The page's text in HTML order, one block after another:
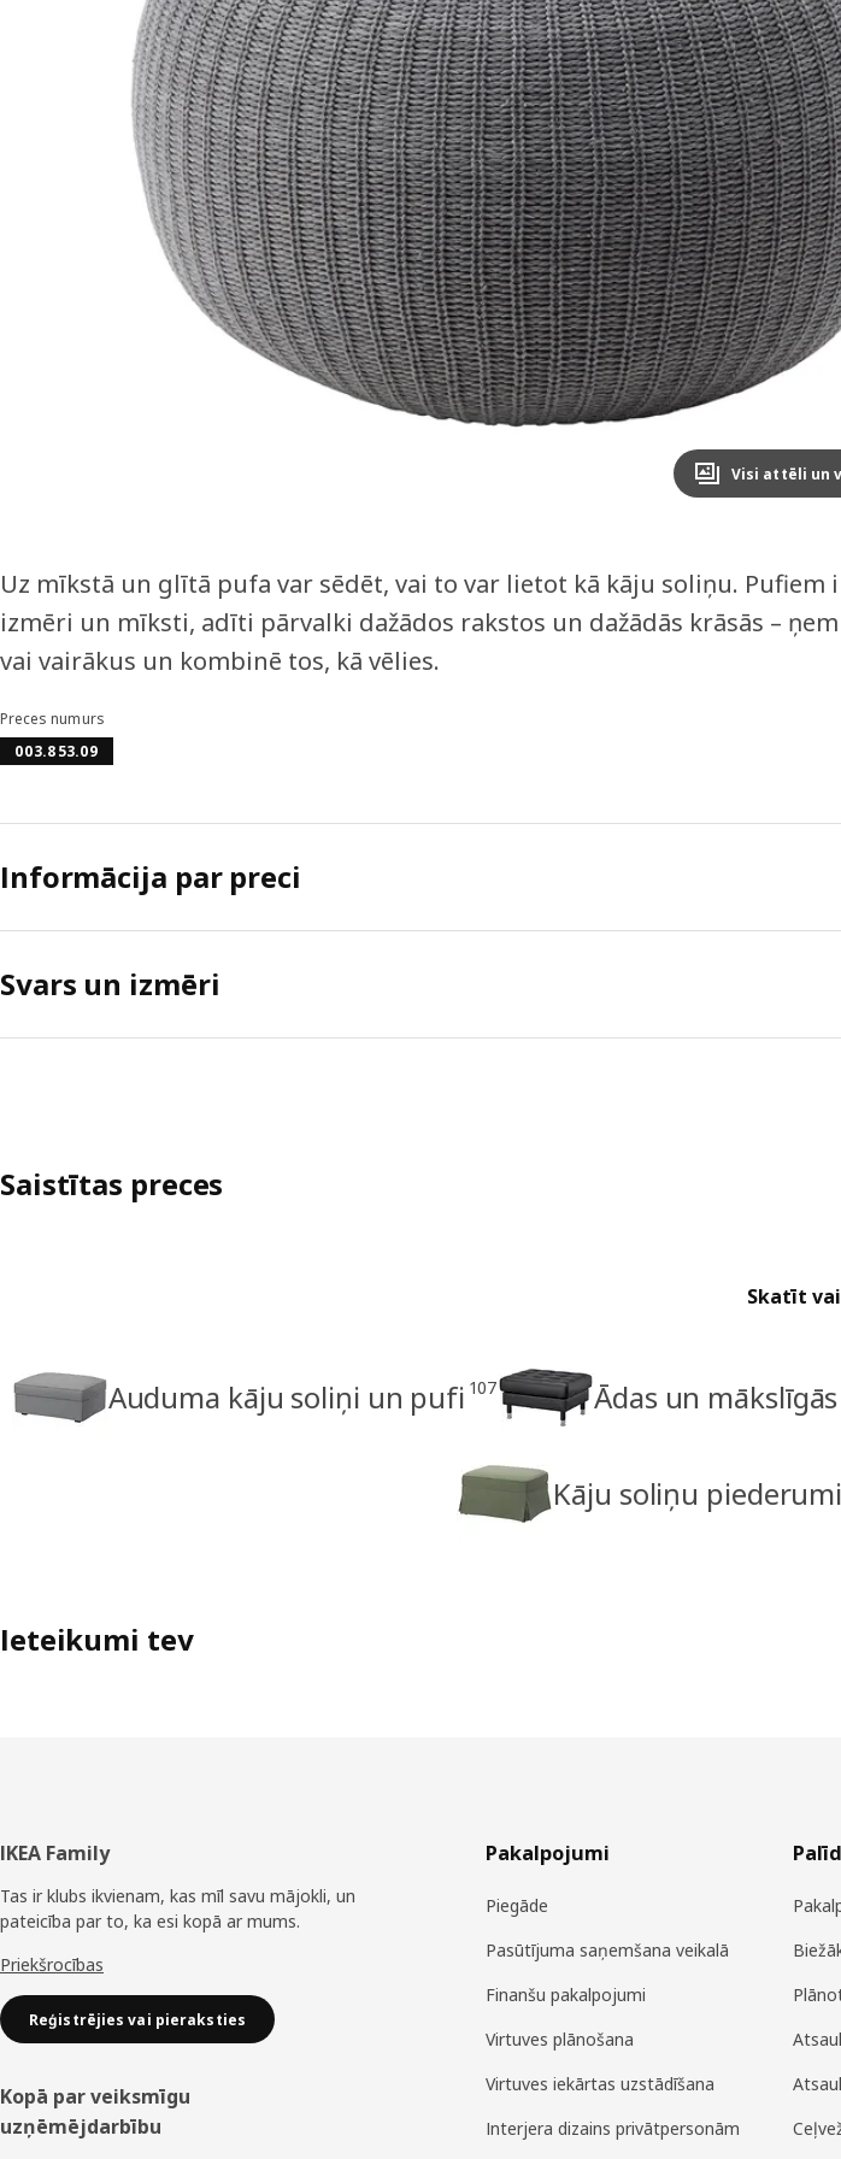
Image zoomed out, normal view
Visi attēli un
Uz mīkstā un glītā pufa var sēdēt, vai to var lietot kā kāju soliņu. Pufiem
izmēri un mīksti, adīti pārvalki dažādos rakstos un dažādās krāsās –
vai vairākus un kombinē tos, kā vēlies.
Preces numurs
003.853.09
Informācija par preci
Svars un izmēri
Saistītas preces
Skatīt
Auduma kāju soliņi un pufi 107 Ādas un
Kāju soliņu piederumi
Ieteikumi tev
Kājene
IKEA Family
Tas ir klubs ikvienam, kas mīl savu mājokli, un
pateicība par to, ka esi kopā ar mums.
Priekšrocības
Reģistrējies vai pieraksties
Kopā par veiksmīgu
uzņēmējdarbību
Pakalpojumi
Piegāde
Pasūtījuma saņemšana veikalā
Finanšu pakalpojumi
Virtuves plānošana
Virtuves iekārtas uzstādīšana
Interjera dizains privātpersonām